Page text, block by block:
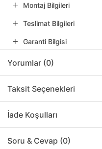
Montaj Bilgileri
Teslimat Bilgileri
Garanti Bilgisi
Yorumlar (0)
Taksit Seçenekleri
İade Koşulları
Soru & Cevap (0)